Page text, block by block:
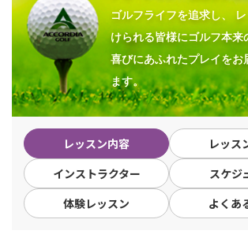
ゴルフライフを追求し、
けられる皆様にゴルフ本来
喜びにあふれたプレイをお
ます。
レッスン内容
レッス
インストラクター
スケジ
体験レッスン
よくあ